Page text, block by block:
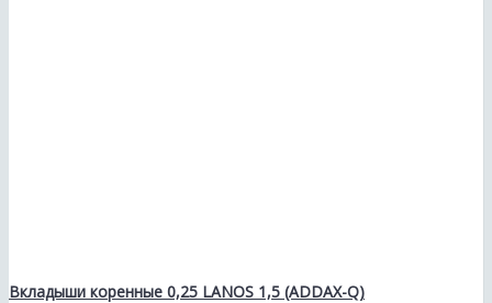
Вкладыши коренные 0,25 LANOS 1,5 (ADDAX-Q)